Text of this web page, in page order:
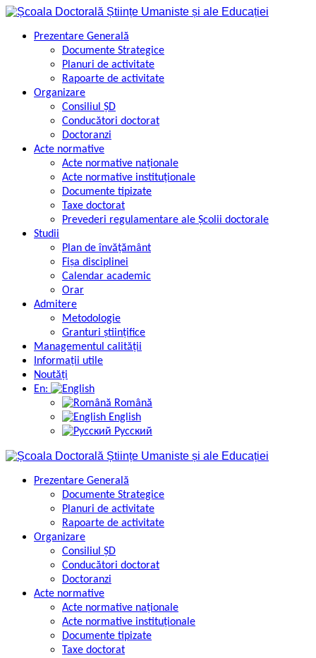
Skip
contentPrezentare Generală
Documente Strategice
Planuri de activitate
Rapoarte de activitate
Organizare
Consiliul ȘD
Conducători doctorat
Doctoranzi
Acte normative
Acte normative naționale
Acte normative instituționale
Documente tipizate
Taxe doctorat
Prevederi regulamentare ale Școlii doctorale
Studii
Plan de învățământ
Fișa disciplinei
Calendar academic
Orar
Admitere
Metodologie
Granturi științifice
Managementul calității
Informații utile
Noutăți
En:
Română
English
Русский
Prezentare Generală
Documente Strategice
Planuri de activitate
Rapoarte de activitate
Organizare
Consiliul ȘD
Conducători doctorat
Doctoranzi
Acte normative
Acte normative naționale
Acte normative instituționale
Documente tipizate
Taxe doctorat